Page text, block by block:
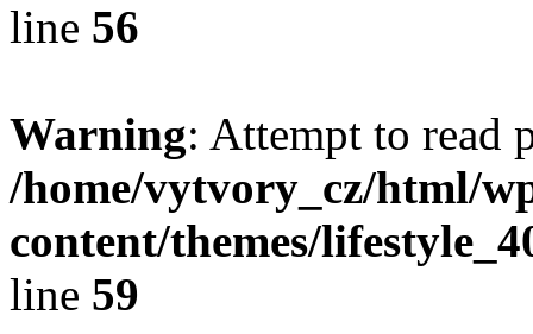
line 56
Warning: Attempt to read
/home/vytvory_cz/html/
content/themes/
line 59